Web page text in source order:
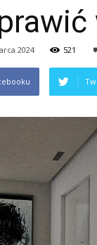
2024 521